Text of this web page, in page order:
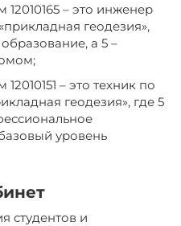
12010165 – это инженер
геодезия»,
а 5 –
– это техник по
геодезия», где 5
уровень
студентов и